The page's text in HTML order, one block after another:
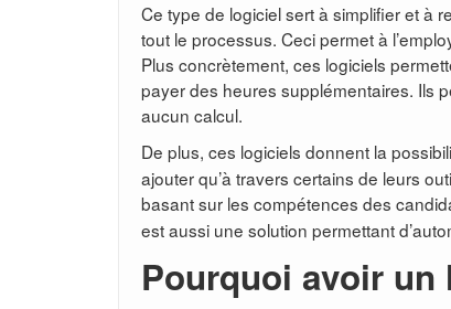
Ce type de logiciel sert à simplifier et à
tout le processus. Ceci permet à
Plus concrètement, ces logiciels
payer des heures supplémentaires. Ils
aucun calcul.
De plus, ces logiciels donnent la
ajouter qu’à travers certains de leurs
basant sur les compétences des
est aussi une solution permettant
Pourquoi avoir